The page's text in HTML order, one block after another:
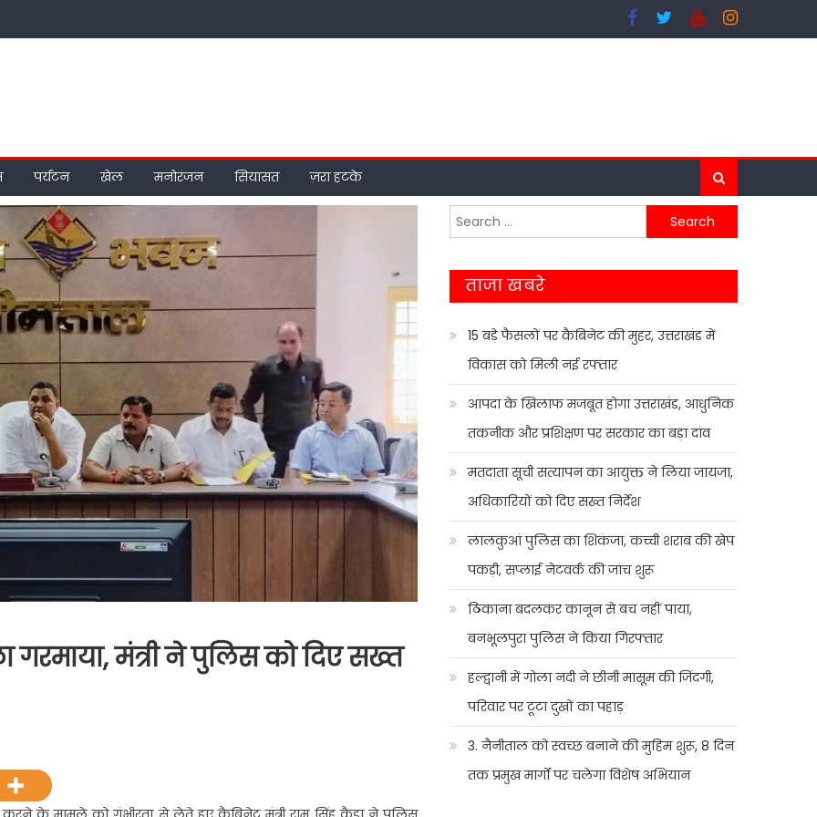
पर्यटन खेल मनोरंजन सियासत ज़रा हटके
गरमाया, मंत्री ने पुलिस को दिए सख्त
Search
for:
ताजा खबरे
15 बड़े फैसलों पर कैबिनेट की मुहर, उत्तराखंड में
विकास को मिली नई रफ्तार
आपदा के खिलाफ मजबूत होगा उत्तराखंड, आधुनिक
तकनीक और प्रशिक्षण पर सरकार का बड़ा दांव
मतदाता सूची सत्यापन का आयुक्त ने लिया जायजा,
अधिकारियों को दिए सख्त निर्देश
लालकुआं पुलिस का शिकंजा, कच्ची शराब की खेप
पकड़ी, सप्लाई नेटवर्क की जांच शुरू
ठिकाना बदलकर कानून से बच नहीं पाया,
बनभूलपुरा पुलिस ने किया गिरफ्तार
हल्द्वानी में गोला नदी ने छीनी मासूम की जिंदगी,
परिवार पर टूटा दुखों का पहाड़
3. नैनीताल को स्वच्छ बनाने की मुहिम शुरू, 8 दिन
तक प्रमुख मार्गों पर चलेगा विशेष अभियान